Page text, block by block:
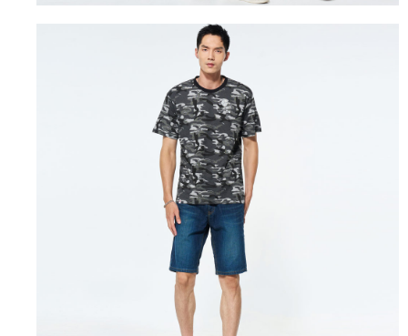
３．未成年的使用者請事先徵得法定代理人或監護人之同意方可使用
「AFTEE先享後付」，若未經同意申辦者引起之損失，本公司不負相關責
４．使用「AFTEE先享後付」時，將依據個別帳號之用戶狀況，依本公司即
時審查核予不同之上限額度；若仍有額度不足之情形，本公司將視審查結果
５．嚴禁一人註冊多個帳號或使用他人資訊註冊。若發現惡意使用之情形，
恩沛科技股份有限公司將有權停止該用戶之使用額度並採取法律行動。
每筆NT$80，滿NT$3,000(含以上)免運費
每筆NT$100，滿NT$3,000(含以上)免運費